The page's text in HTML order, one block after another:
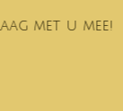
met u mee!